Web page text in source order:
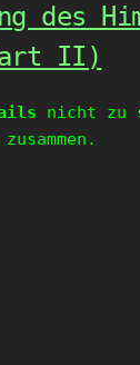
des
II)
nicht zu